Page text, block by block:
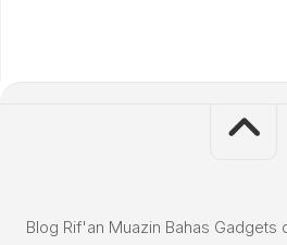
Blog Rif'an Muazin Bahas Gadgets